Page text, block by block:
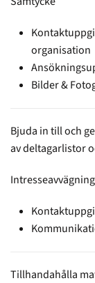
organisation
Bilder &
Bjuda in till och
av deltagarlistor
Intresseavvägning
Tillhandahålla